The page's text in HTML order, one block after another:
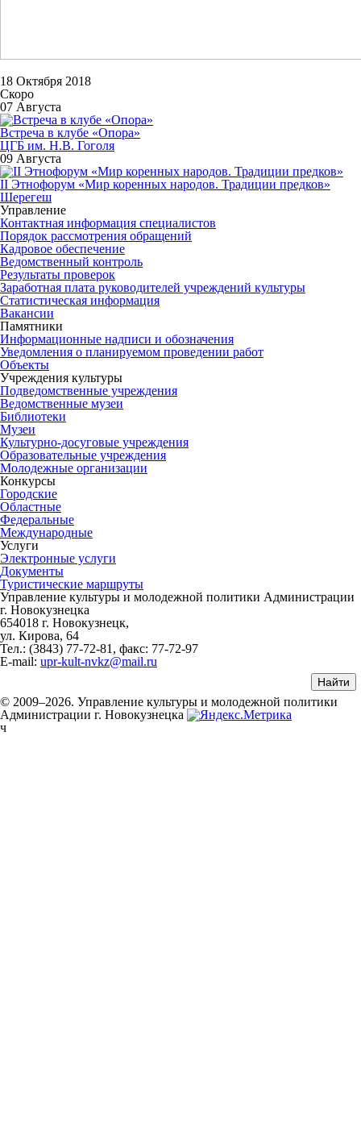
18 Октября 2018
Скоро
07 Августа
Встреча в клубе «Опора»
ЦГБ им. Н.В. Гоголя
09 Августа
II Этнофорум «Мир коренных народов. Традиции предков»
Шерегеш
Управление
Контактная информация специалистов
Порядок рассмотрения обращений
Кадровое обеспечение
Ведомственный контроль
Результаты проверок
Заработная плата руководителей учреждений культуры
Статистическая информация
Вакансии
Памятники
Информационные надписи и обозначения
Уведомления о планируемом проведении работ
Объекты
Учреждения культуры
Подведомственные учреждения
Ведомственные музеи
Библиотеки
Музеи
Культурно-досуговые учреждения
Образовательные учреждения
Молодежные организации
Конкурсы
Городские
Областные
Федеральные
Международные
Услуги
Электронные услуги
Документы
Туристические маршруты
Управление культуры и молодежной политики Администрации
г. Новокузнецка
654018 г. Новокузнецк,
ул. Кирова, 64
Тел.: (3843) 77-72-81 , факс: 77-72-97
E-mail: upr-kult-nvkz@mail.ru
© 2009–2026. Управление культуры и молодежной политики
Администрации г. Новокузнецка
ч